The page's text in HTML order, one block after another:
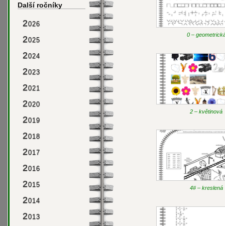
Další ročníky
2026
2025
2024
2023
2021
2020
2019
2018
2017
2016
2015
2014
2013
0 –
2 – květinová
4# – kreslená